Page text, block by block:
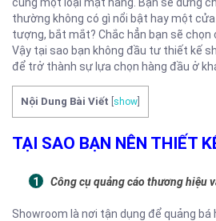
thường không có gì nổi bật hay một
tượng, bắt mắt? Chắc hẳn bạn sẽ chọn
Vậy tại sao bạn không đầu tư thiết kế
để trở thành sự lựa chọn hàng đầu ở
Nội Dung Bài Viết show
TẠI SAO BẠN NÊN THIẾT
Công cụ quảng cáo thương hiệu
Showroom là nơi tận dụng để quảng